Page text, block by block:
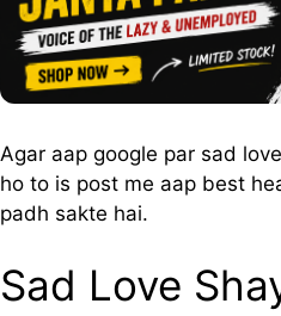
Agar aap google par sad
ho to is post me aap best
padh sakte hai.
Sad Love